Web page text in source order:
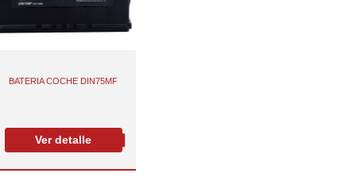
BATERIA COCHE DIN75MF
Ver detalle